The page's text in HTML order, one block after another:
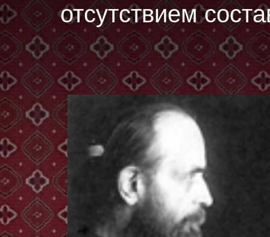
отсутствием